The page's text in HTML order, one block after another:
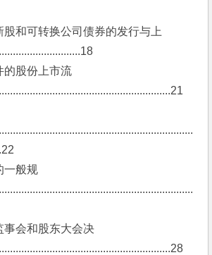
股和可转换公司债券的发行与上
的股份上市流
一般规
事会和股东大会决